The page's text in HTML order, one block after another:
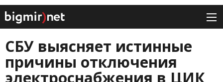
СБУ выясняет истинные
причины отключения